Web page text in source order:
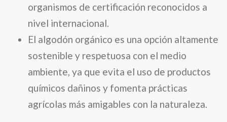
organismos de certificación reconocidos a
nivel internacional.
El algodón orgánico es una opción altamente
sostenible y respetuosa con el medio
ambiente, ya que evita el uso de productos
químicos dañinos y fomenta prácticas
agrícolas más amigables con la naturaleza.